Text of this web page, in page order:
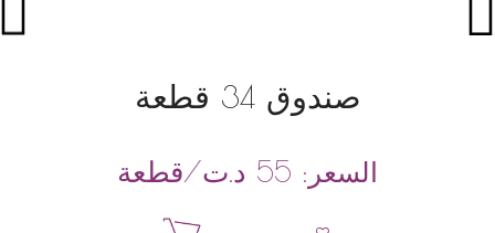
صندوق 34 قطعة
السعر:55 د.ت/قطعة